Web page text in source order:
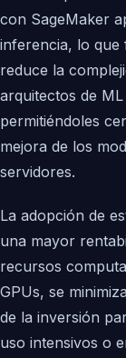
con SageMaker
inferencia, lo que
reduce la
arquitectos de
permitiéndoles
mejora de los
servidores.
La adopción de
una mayor
recursos
GPUs, se
de la inversión
uso intensivos o